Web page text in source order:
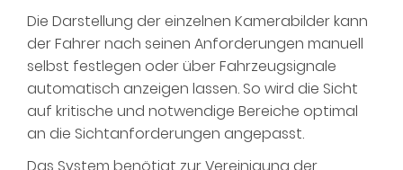
Die Darstellung der einzelnen Kamerabilder kann
der Fahrer nach seinen Anforderungen manuell
selbst festlegen oder über Fahrzeugsignale
automatisch anzeigen lassen. So wird die Sicht
auf kritische und notwendige Bereiche optimal
an die Sichtanforderungen angepasst.
Das System benötigt zur Vereinigung der